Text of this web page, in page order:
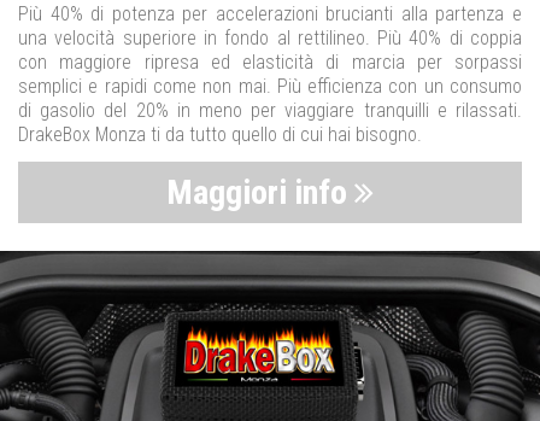
Più 40% di potenza per accelerazioni brucianti alla partenza e
una velocità superiore in fondo al rettilineo. Più 40% di coppia
con maggiore ripresa ed elasticità di marcia per sorpassi
semplici e rapidi come non mai. Più efficienza con un consumo
di gasolio del 20% in meno per viaggiare tranquilli e rilassati.
DrakeBox Monza ti da tutto quello di cui hai bisogno.
Maggiori info